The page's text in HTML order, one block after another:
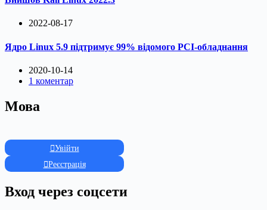
2022-08-17
Ядро Linux 5.9 підтримує 99% відомого PCI-обладнання
2020-10-14
1 коментар
Мова
Увійти
Реєстрація
Вход через соцсети